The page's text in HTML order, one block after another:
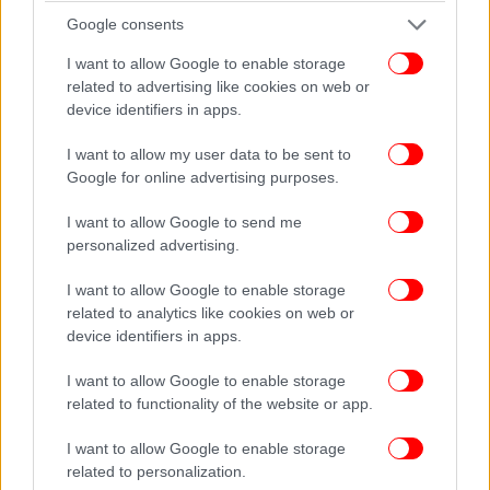
Google consents
I want to allow Google to enable storage
related to advertising like cookies on web or
device identifiers in apps.
I want to allow my user data to be sent to
Google for online advertising purposes.
I want to allow Google to send me
personalized advertising.
I want to allow Google to enable storage
related to analytics like cookies on web or
device identifiers in apps.
I want to allow Google to enable storage
related to functionality of the website or app.
I want to allow Google to enable storage
related to personalization.
Στα πληγέντα από την πυρκαγιά νοικοκυριά θα
καταβληθούν, σε συνεργασία με τους δήμους,
χρηματικά ποσά ενισχύσεων, ανάλογα με την
προβλέπεται η καταβολή αποζημιώσεων προς τα
νοικοκυριά που επλήγησαν, ως εξής: Α. Οικονομική
ενίσχυση, ποσού 600 ευρώ, σε κάθε νοικοκυριό που
έχει πληγεί η κύρια κατοικία του, για την κάλυψη
των πρώτων αναγκών του, προσαυξημένο ανάλογα
ανάγκες. Β. Οικονομική ενίσχυση ποσού μέχρι
6.000 ευρώ ανά νοικοκυριό για την επισκευή ή την
αντικατάσταση οικοσκευής της κύριας πληγείσας
κατοικίας, ενώ η εν λόγω ενίσχυση περιορίζεται στο